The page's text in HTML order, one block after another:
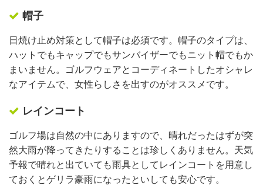
帽子
日焼け止め対策として帽子は必須です。帽子のタイプは、
ハットでもキャップでもサンバイザーでもニット帽でもか
まいません。ゴルフウェアとコーディネートしたオシャレ
なアイテムで、女性らしさを出すのがオススメです。
レインコート
ゴルフ場は自然の中にありますので、晴れだったはずが突
然大雨が降ってきたりすることは珍しくありません。天気
予報で晴れと出ていても雨具としてレインコートを用意し
ておくとゲリラ豪雨になったといしても安心です。